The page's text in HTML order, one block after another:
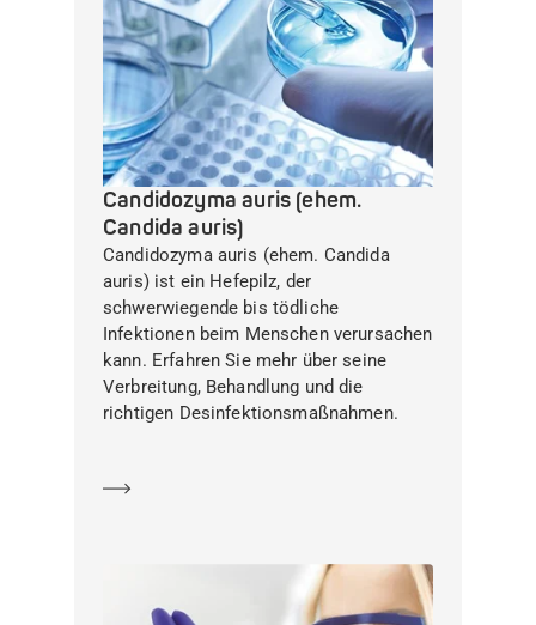
Candidozyma auris (ehem.
Candida auris)
Candidozyma auris (ehem. Candida
auris) ist ein Hefepilz, der
schwerwiegende bis tödliche
Infektionen beim Menschen verursachen
kann. Erfahren Sie mehr über seine
Verbreitung, Behandlung und die
richtigen Desinfektionsmaßnahmen.